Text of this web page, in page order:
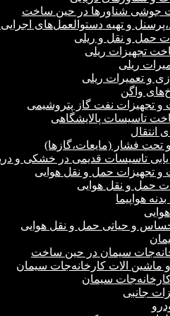
جوشی شناورها در حین ساخت
و تهیه دستوالعمل‌های
حمل و نقل و ریلی
تجهیزات ریلی
ریلی
و تعمیرات ریلی
واگن
تجهیزات نفت گاز پتروشیمی
تاسیسات پالایشگاهی
انتقال
تحت فشار (مایعات،گازها)
تاسیسات قدیمی در خشکی و دریا
تجهیزات حمل و نقل هوایی
حمل و نقل هوایی
هواپیما
و حیاتی حمل و نقل هوایی
سیمان در حین ساخت
ماشین الات کارخانه‌جات سیمان
سیمان
جانبی